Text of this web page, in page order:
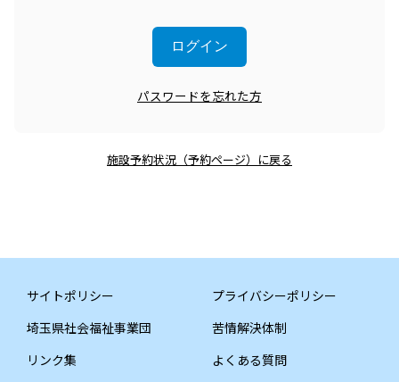
パスワードを忘れた方
施設予約状況（予約ページ）に戻る
サイトポリシー
プライバシーポリシー
埼玉県社会福祉事業団
苦情解決体制
リンク集
よくある質問